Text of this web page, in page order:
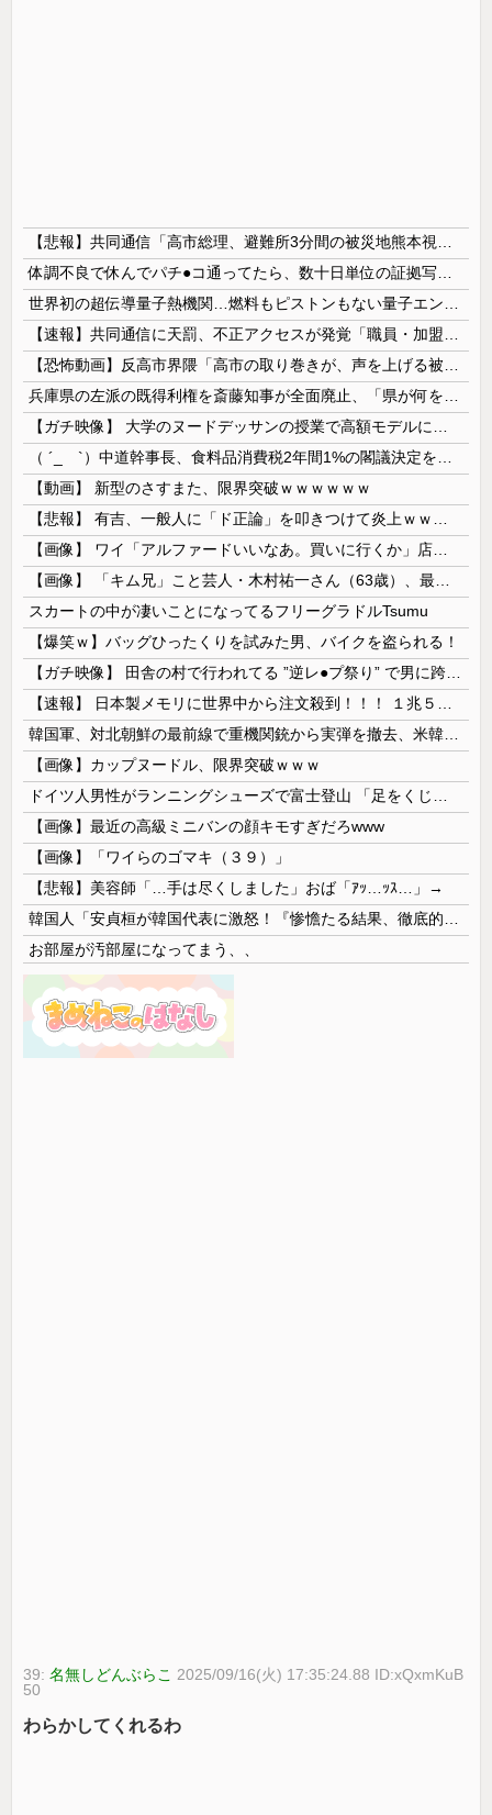
【動画】 新型のさすまた、限界突破ｗｗｗｗｗｗ
スカートの中が凄いことになってるフリーグラドルTsumu
【爆笑ｗ】バッグひったくりを試みた男、バイクを盗られる！
【画像】カップヌードル、限界突破ｗｗｗ
【画像】最近の高級ミニバンの顔キモすぎだろwww
【画像】「ワイらのゴマキ（３９）」
【悲報】美容師「…手は尽くしました」おば「ｱｯ…ｯｽ…」→
お部屋が汚部屋になってまう、、
39:名無しどんぶらこ 2025/09/16(火) 17:35:24.88 ID:xQxmKuB
50
わらかしてくれるわ